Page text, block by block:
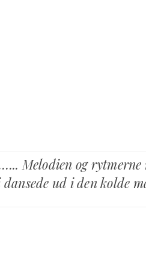
Melodien og rytmerne
ud i den kolde